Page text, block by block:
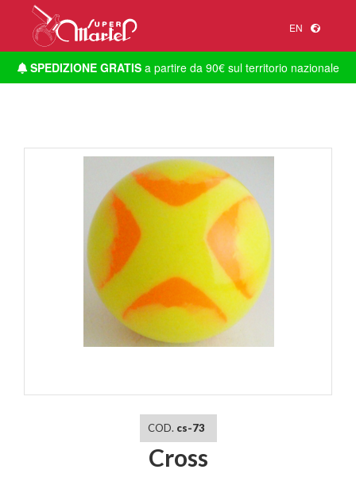
EN
SPEDIZIONE GRATISa partire da 90€ sul territorio nazionale
COD. cs-73
Cross